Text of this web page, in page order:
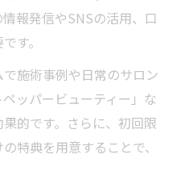
報発信やSNSの活用、口
す。
施術事例や日常のサロン
ッパービューティー」な
的です。さらに、初回限
特典を用意することで、